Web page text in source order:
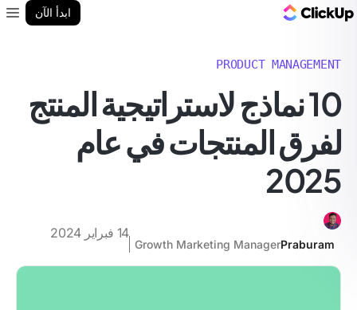
ابدأ الآن
PRODUCT MANAGEMENT
10 نماذج لاستراتيجية المنتج
لفرق المنتجات في عام
2025
Praburam
Growth Marketing Manager
14 فبراير 2024